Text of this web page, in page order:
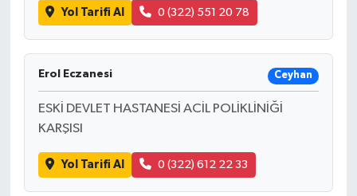
Yol Tarifi Al 0 (322) 551 20 78
Erol Eczanesi Ceyhan
ESKİ DEVLET HASTANESİ ACİL POLİKLİNİĞİ
KARŞISI
Yol Tarifi Al 0 (322) 612 22 33